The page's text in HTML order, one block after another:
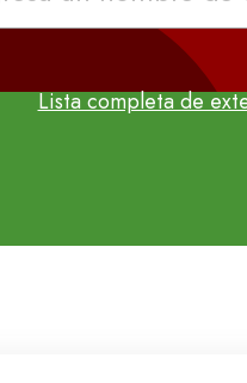
Lista completa de